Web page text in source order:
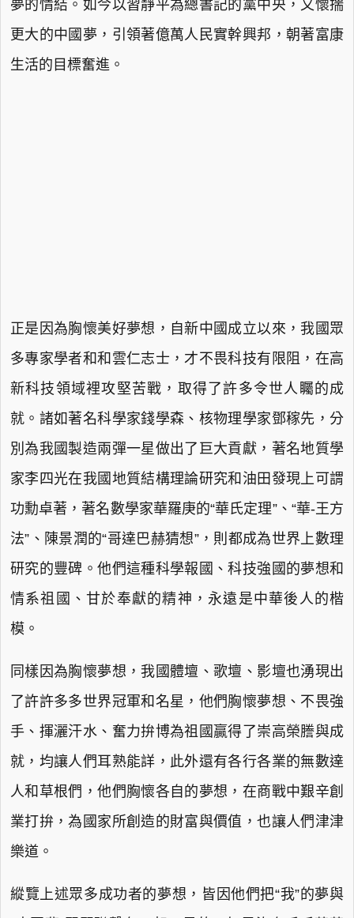
夢的情結。如今以習靜平為總書記的黨中央，又懷揣
更大的中國夢，引領著億萬人民實幹興邦，朝著富康
生活的目標奮進。
正是因為胸懷美好夢想，自新中國成立以來，我國眾
多專家學者和和雲仁志士，才不畏科技有限阻，在高
新科技領域裡攻堅苦戰，取得了許多令世人矚的成
就。諸如著名科學家錢學森、核物理學家鄧稼先，分
別為我國製造兩彈一星做出了巨大貢獻，著名地質學
家李四光在我國地質結構理論研究和油田發現上可謂
功勳卓著，著名數學家華羅庚的“華氏定理”、“華-王方
法”、陳景潤的“哥達巴赫猜想”，則都成為世界上數理
研究的豐碑。他們這種科學報國、科技強國的夢想和
情系祖國、甘於奉獻的精神，永遠是中華後人的楷
模。
同樣因為胸懷夢想，我國體壇、歌壇、影壇也湧現出
了許許多多世界冠軍和名星，他們胸懷夢想、不畏強
手、揮灑汗水、奮力拚博為祖國贏得了崇高榮謄與成
就，均讓人們耳熟能詳，此外還有各行各業的無數達
人和草根們，他們胸懷各自的夢想，在商戰中艱辛創
業打拚，為國家所創造的財富與價值，也讓人們津津
樂道。
縱覽上述眾多成功者的夢想，皆因他們把“我”的夢與